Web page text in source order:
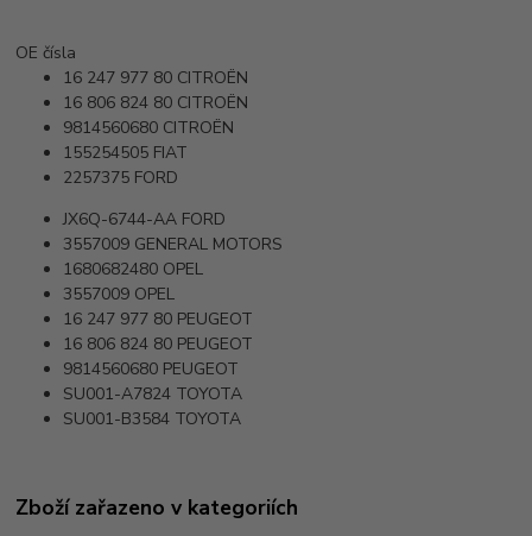
OE čísla
16 247 977 80 CITROËN
16 806 824 80 CITROËN
9814560680 CITROËN
155254505 FIAT
2257375 FORD
JX6Q-6744-AA FORD
3557009 GENERAL MOTORS
1680682480 OPEL
3557009 OPEL
16 247 977 80 PEUGEOT
16 806 824 80 PEUGEOT
9814560680 PEUGEOT
SU001-A7824 TOYOTA
SU001-B3584 TOYOTA
Zboží zařazeno v kategoriích